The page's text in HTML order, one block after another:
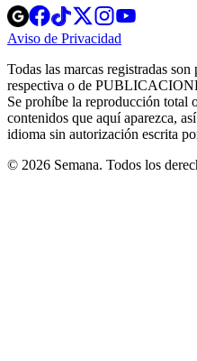
Opens
in
new
Opens
in
new
Opens
in
new
window
Opens
new
windowwindow
Aviso de Privacidad
new
window
Todas las marcas registradas
respectiva o de
Se prohíbe la reproducción total
contenidos que aquí aparezca,
idioma sin autorización escrita
© 2026 Semana. Todos los